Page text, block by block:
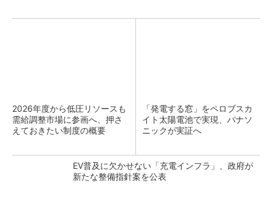
2026年度から低圧リソースも
需給調整市場に参画へ、押さ
えておきたい制度の概要
「発電する窓」をペロブスカ
イト太陽電池で実現、パナソ
ニックが実証へ
EV普及に欠かせない「充電インフラ」、政府が
新たな整備指針案を公表